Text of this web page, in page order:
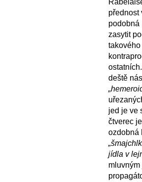
přednost
podobná
zasytit
deště
jed je ve
čtverec
ozdobná
jídla v
mluvným